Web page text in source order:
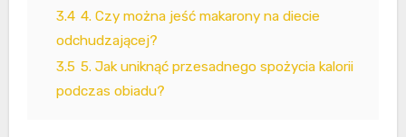
3.4 4. Czy można jeść makarony na diecie
odchudzającej?
3.5 5. Jak uniknąć przesadnego spożycia kalorii
podczas obiadu?